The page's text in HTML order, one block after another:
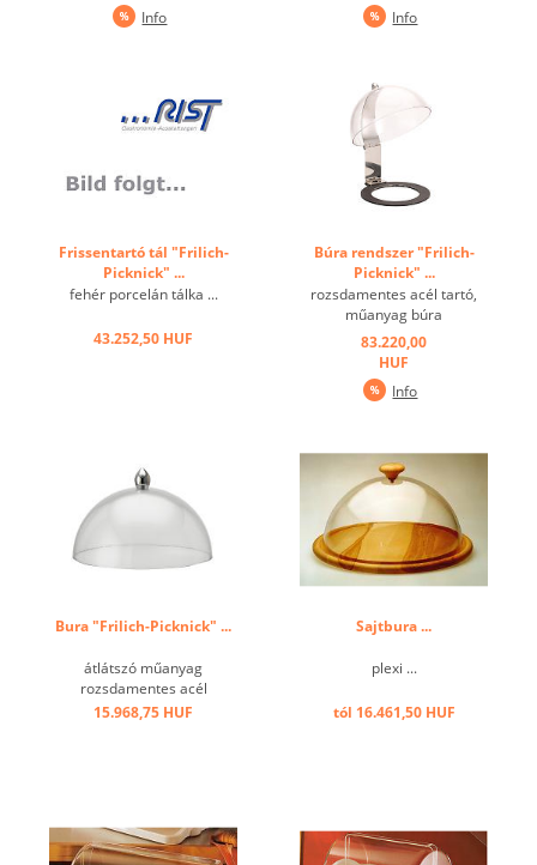
Info
Info
Frissentartó tál "Frilich-
Picknick" ...
fehér porcelán tálka ...
43.252,50 HUF
Búra rendszer "Frilich-
Picknick" ...
rozsdamentes acél tartó,
műanyag búra
rozsdamentes acél
fogantyúval ...
83.220,00
HUF
Info
Bura "Frilich-Picknick" ...
átlátszó műanyag
rozsdamentes acél
fogantyúval ...
15.968,75 HUF
Sajtbura ...
plexi ...
tól 16.461,50 HUF